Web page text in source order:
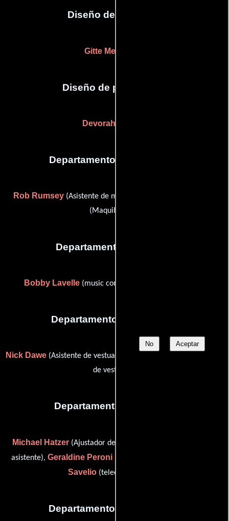
No Aceptar
Diseño de vestuario
Gitte Meldgaard
Diseño de producción
Devorah Herbert
Departamento de maquillaje
Rob Rumsey(Asistente de maquillaje) y
(Maquilladora)
Departamento de musica
Bobby Lavelle(music consultant (as Bobby LaVelle))
Departamento de vestuario
Nick Dawe (Asistente de vestuario) y
de vestuario)
Departamento de editorial
Michael Hatzer(Ajustador de color),
asistente), Geraldine Peroni(editorial consultant) y
Savelio(telecine operator)
Departamento de transporte